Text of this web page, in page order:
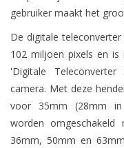
gebruiker maakt het
De digitale
102 miljoen pixels en
'Digitale
camera. Met deze
voor 35mm (28mm in
worden
36mm, 50mm en